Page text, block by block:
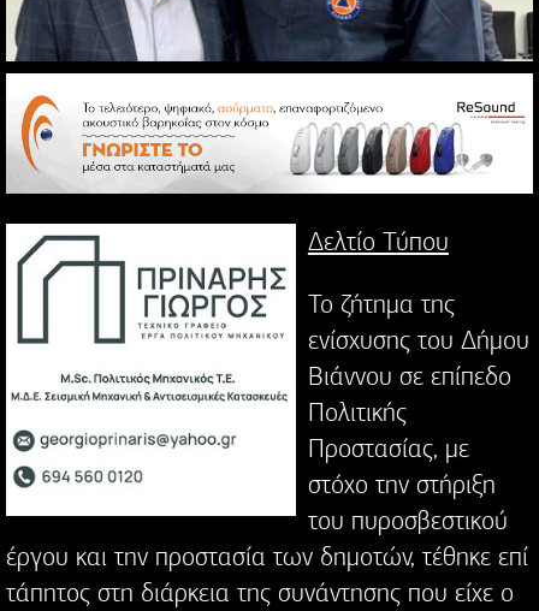
Δελτίο Τύπου
Το ζήτημα της
ενίσχυσης του Δήμου
Βιάννου σε επίπεδο
Πολιτικής
Προστασίας, με
στόχο την στήριξη
του πυροσβεστικού
έργου και την προστασία των δημοτών, τέθηκε επί
τάπητος στη διάρκεια της συνάντησης που είχε ο